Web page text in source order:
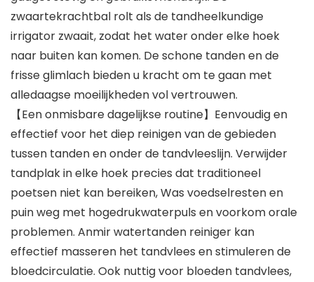
zwaartekrachtbal rolt als de tandheelkundige
irrigator zwaait, zodat het water onder elke hoek
naar buiten kan komen. De schone tanden en de
frisse glimlach bieden u kracht om te gaan met
alledaagse moeilijkheden vol vertrouwen.
【Een onmisbare dagelijkse routine】Eenvoudig en
effectief voor het diep reinigen van de gebieden
tussen tanden en onder de tandvleeslijn. Verwijder
tandplak in elke hoek precies dat traditioneel
poetsen niet kan bereiken, Was voedselresten en
puin weg met hogedrukwaterpuls en voorkom orale
problemen. Anmir watertanden reiniger kan
effectief masseren het tandvlees en stimuleren de
bloedcirculatie. Ook nuttig voor bloeden tandvlees,